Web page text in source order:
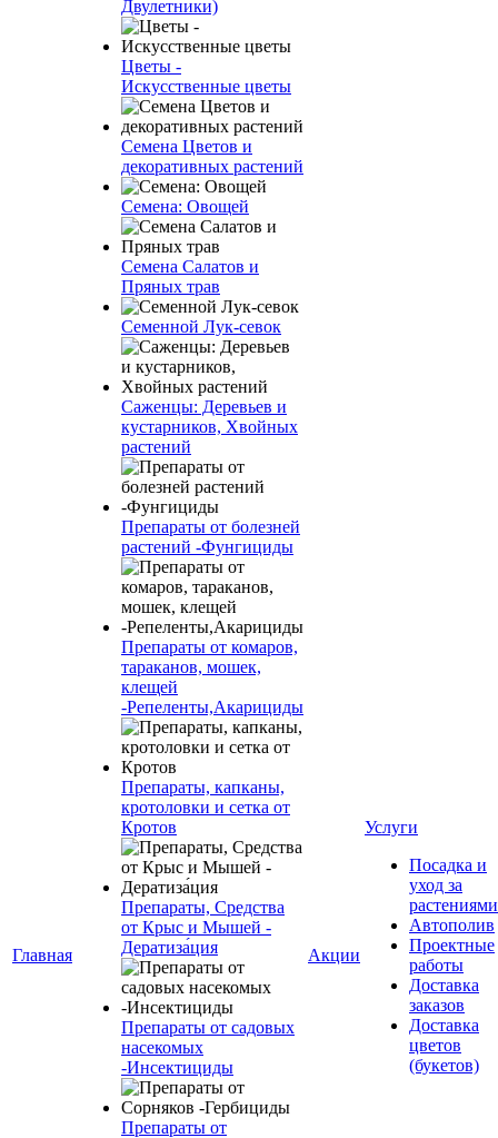
Главная
Двулетники)
Цветы -
Искусственные цветы
Семена Цветов и
декоративных растений
Семена: Овощей
Семена Салатов и
Пряных трав
Семенной Лук-севок
Саженцы: Деревьев и
кустарников, Хвойных
растений
Препараты от болезней
растений -Фунгициды
Препараты от комаров,
тараканов, мошек,
клещей
-Репеленты,Акарициды
Препараты, капканы,
кротоловки и сетка от
Кротов
Препараты, Средства
от Крыс и Мышей -
Дератиза́ция
Препараты от садовых
насекомых
-Инсектициды
Препараты от
Акции
Услуги
Посадка и
уход за
растениями
Автополив
Проектные
работы
Доставка
заказов
Доставка
цветов
(букетов)